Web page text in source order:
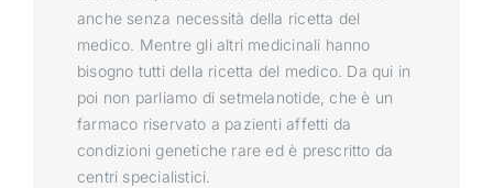
anche senza necessità della ricetta del
medico. Mentre gli altri medicinali hanno
bisogno tutti della ricetta del medico. Da qui in
poi non parliamo di setmelanotide, che è un
farmaco riservato a pazienti affetti da
condizioni genetiche rare ed è prescritto da
centri specialistici.